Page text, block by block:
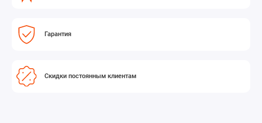
Гарантия
Скидки постоянным клиентам